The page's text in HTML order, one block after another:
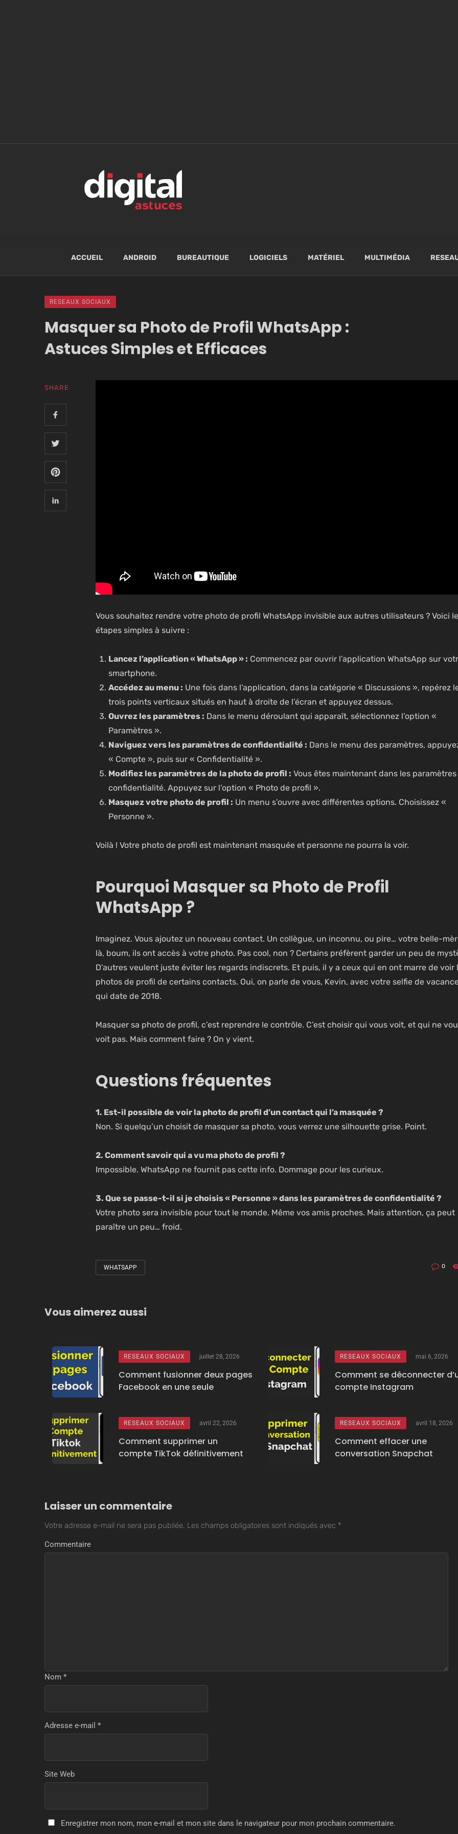
ACCUEIL ANDROID BUREAUTIQUE LOGICIELS MATÉRIEL MULTIMÉDIA
RESEAUX SOCIAUX
Masquer sa Photo de Profil WhatsApp :
Astuces Simples et Efficaces
SHARE
Vous souhaitez rendre votre photo de profil WhatsApp invisible aux autres utilisateurs ? Voici
étapes simples à suivre :
Lancez l’application « WhatsApp » : Commencez par ouvrir l’application WhatsApp sur
smartphone.
Accédez au menu : Une fois dans l’application, dans la catégorie « Discussions », repérez
trois points verticaux situés en haut à droite de l’écran et appuyez dessus.
Ouvrez les paramètres : Dans le menu déroulant qui apparaît, sélectionnez l’option «
Paramètres ».
Naviguez vers les paramètres de confidentialité : Dans le menu des paramètres,
« Compte », puis sur « Confidentialité ».
Modifiez les paramètres de la photo de profil : Vous êtes maintenant dans les
confidentialité. Appuyez sur l’option « Photo de profil ».
Masquez votre photo de profil : Un menu s’ouvre avec différentes options. Choisissez «
Personne ».
Voilà ! Votre photo de profil est maintenant masquée et personne ne pourra la voir.
Pourquoi Masquer sa Photo de Profil
WhatsApp ?
Imaginez. Vous ajoutez un nouveau contact. Un collègue, un inconnu, ou pire… votre belle-
là, boum, ils ont accès à votre photo. Pas cool, non ? Certains préfèrent garder un peu de
D’autres veulent juste éviter les regards indiscrets. Et puis, il y a ceux qui en ont marre de voir
photos de profil de certains contacts. Oui, on parle de vous, Kevin, avec votre selfie de
qui date de 2018.
Masquer sa photo de profil, c’est reprendre le contrôle. C’est choisir qui vous voit, et qui ne
voit pas. Mais comment faire ? On y vient.
Questions fréquentes
1. Est-il possible de voir la photo de profil d’un contact qui l’a masquée ?
Non. Si quelqu’un choisit de masquer sa photo, vous verrez une silhouette grise. Point.
2. Comment savoir qui a vu ma photo de profil ?
Impossible. WhatsApp ne fournit pas cette info. Dommage pour les curieux.
3. Que se passe-t-il si je choisis « Personne » dans les paramètres de confidentialité ?
Votre photo sera invisible pour tout le monde. Même vos amis proches. Mais attention, ça peut
paraître un peu… froid.
Tagged
WHATSAPP 0
Vous aimerez aussi
RESEAUX SOCIAUX juillet 28, 2026
Comment fusionner deux pages
Facebook en une seule
RESEAUX SOCIAUX mai 6, 2026
Comment se déconnecter
compte Instagram
RESEAUX SOCIAUX avril 22, 2026
Comment supprimer un
compte TikTok définitivement
RESEAUX SOCIAUX avril 18, 2026
Comment effacer une
conversation Snapchat
Laisser un commentaire
Votre adresse e-mail ne sera pas publiée. Les champs obligatoires sont indiqués avec *
Commentaire
Nom *
Adresse e-mail *
Site Web
Enregistrer mon nom, mon e-mail et mon site dans le navigateur pour mon prochain commentaire.